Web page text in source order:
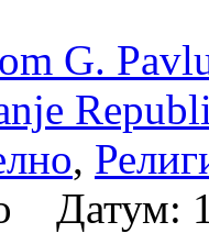
G.
,
Датум: